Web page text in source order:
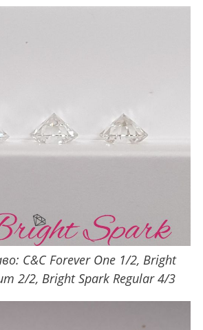
C&C Forever One 1/2, Bright
2/2, Bright Spark Regular 4/3